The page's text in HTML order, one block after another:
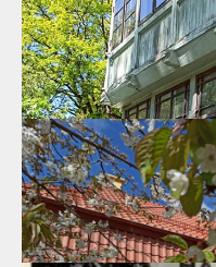
14.06.2020
Вилла, г.Светлогорск,
Над созданием
века потрудились многие
неповторимыми
02.06.2020